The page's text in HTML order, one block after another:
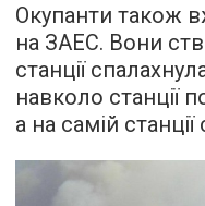
Окупанти також
на ЗАЕС. Вони
станції
навколо станції
а на самій станції